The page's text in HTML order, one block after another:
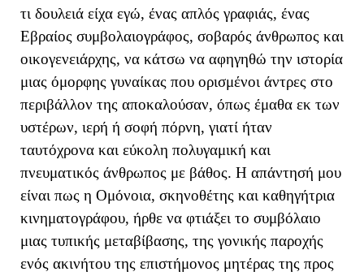
τι δουλειά είχα εγώ, ένας απλός γραφιάς, ένας
Εβραίος συμβολαιογράφος, σοβαρός άνθρωπος και
οικογενειάρχης, να κάτσω να αφηγηθώ την ιστορία
μιας όμορφης γυναίκας που ορισμένοι άντρες στο
περιβάλλον της αποκαλούσαν, όπως έμαθα εκ των
υστέρων, ιερή ή σοφή πόρνη, γιατί ήταν
ταυτόχρονα και εύκολη πολυγαμική και
πνευματικός άνθρωπος με βάθος. Η απάντησή μου
είναι πως η Ομόνοια, σκηνοθέτης και καθηγήτρια
κινηματογράφου, ήρθε να φτιάξει το συμβόλαιο
μιας τυπικής μεταβίβασης, της γονικής παροχής
ενός ακινήτου της επιστήμονος μητέρας της προς